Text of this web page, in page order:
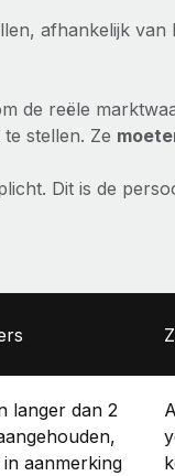
afhankelijk van
de reële
stellen. Ze
Dit is de
langer dan 2
aanmerking